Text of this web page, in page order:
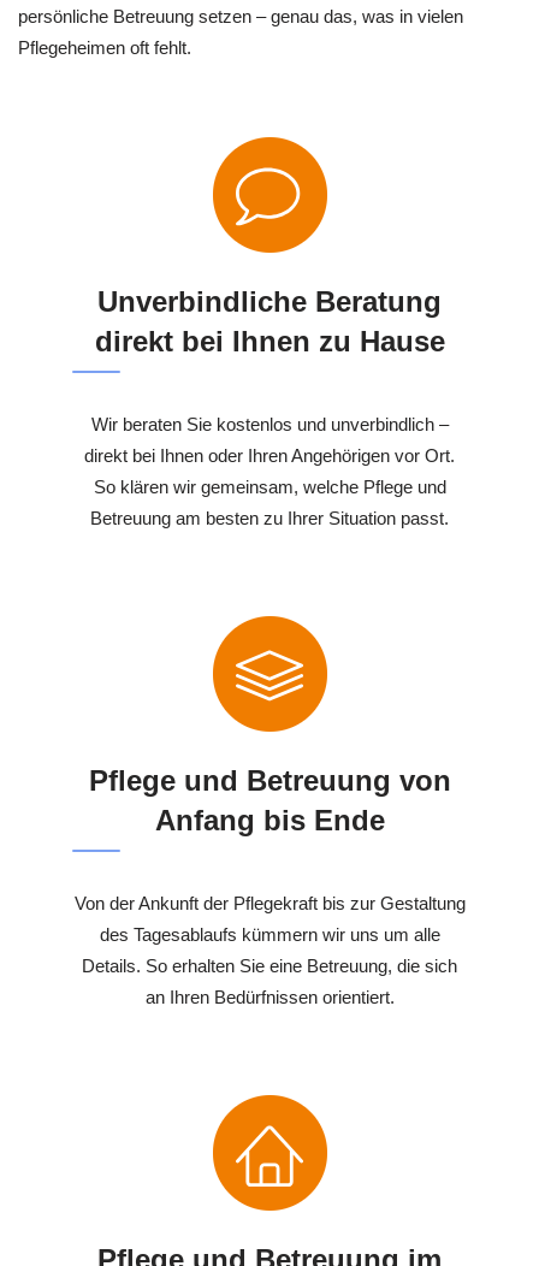
persönliche Betreuung setzen – genau das, was in vielen
Pflegeheimen oft fehlt.
Unverbindliche Beratung
direkt bei Ihnen zu Hause
Wir beraten Sie kostenlos und unverbindlich –
direkt bei Ihnen oder Ihren Angehörigen vor Ort.
So klären wir gemeinsam, welche Pflege und
Betreuung am besten zu Ihrer Situation passt.
Pflege und Betreuung von
Anfang bis Ende
Von der Ankunft der Pflegekraft bis zur Gestaltung
des Tagesablaufs kümmern wir uns um alle
Details. So erhalten Sie eine Betreuung, die sich
an Ihren Bedürfnissen orientiert.
Pflege und Betreuung im